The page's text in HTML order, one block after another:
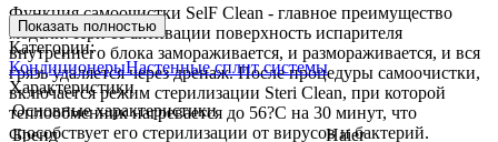
Функция самоочистки SelF Clean - главное преимущество
модели. При ее активации поверхность испарителя
внутреннего блока замораживается, и размораживается, и вся
грязь удаляется через дренаж. После процедуры самоочистки,
включается режим стерилизации Steri Clean, при которой
теплообменник нагревается до 56?С на 30 минут, что
способствует его стерилизации от вирусов и бактерий.
Показать полностью
Категории:
КондиционерыНастенные сплит системы
Характеристики
Основные характеристики
Бренд
Haier